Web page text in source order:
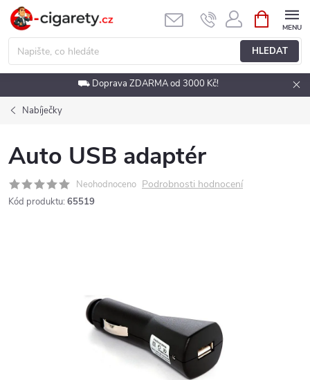
Přejít
obsah
HLEDAT
NÁKUPNÍ
KOŠÍK
⛟ Doprava ZDARMA od 3000 Kč!
Nabíječky
Auto USB adaptér
Neohodnoceno Podrobnosti hodnocení
Kód produktu: 65519